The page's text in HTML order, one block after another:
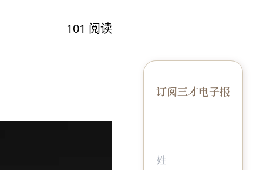
101 阅读
订阅三才电子报